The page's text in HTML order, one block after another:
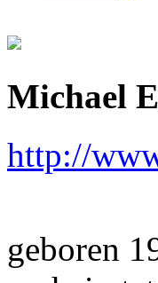
Michael
http://
geboren